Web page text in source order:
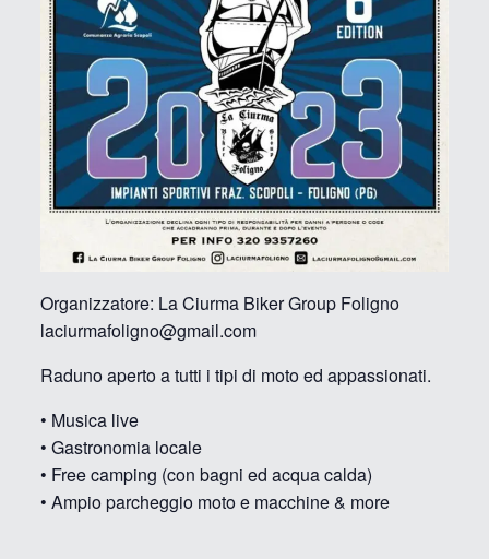
Organizzatore: La Ciurma Biker Group Foligno
laciurmafoligno@gmail.com
Raduno aperto a tutti i tipi di moto ed appassionati.
• Musica live
• Gastronomia locale
• Free camping (con bagni ed acqua calda)
• Ampio parcheggio moto e macchine & more